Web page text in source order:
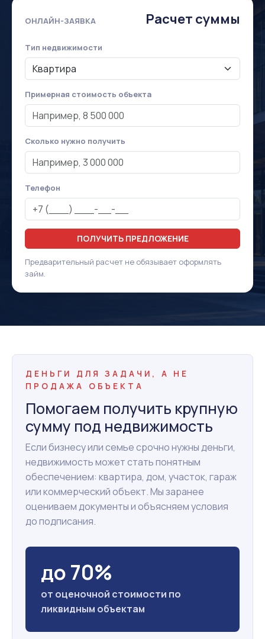
ОНЛАЙН-ЗАЯВКА Расчет суммы
Тип недвижимости
Примерная стоимость объекта
Сколько нужно получить
Телефон
ПОЛУЧИТЬ ПРЕДЛОЖЕНИЕ
Предварительный расчет не обязывает оформлять
займ.
ДЕНЬГИ ДЛЯ ЗАДАЧИ, А НЕ
ПРОДАЖА ОБЪЕКТА
Помогаем получить крупную
сумму под недвижимость
Если бизнесу или семье срочно нужны деньги,
недвижимость может стать понятным
обеспечением: квартира, дом, участок, гараж
или коммерческий объект. Мы заранее
оцениваем документы и объясняем условия
до подписания.
до 70%
от оценочной стоимости по
ликвидным объектам